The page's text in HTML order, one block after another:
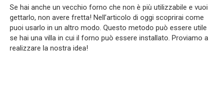
Se hai anche un vecchio forno che non è più utilizzabile e vuoi
gettarlo, non avere fretta! Nell’articolo di oggi scoprirai come
puoi usarlo in un altro modo. Questo metodo può essere utile
se hai una villa in cui il forno può essere installato. Proviamo a
realizzare la nostra idea!